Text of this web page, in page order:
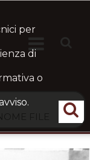
per
di
o